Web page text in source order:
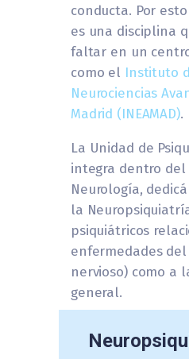
conducta. Por
es una disciplina
faltar en un
como el Instituto
Neurociencias
Madrid (INEAMAD).
La Unidad de
integra dentro del
Neurología,
la
psiquiátricos
enfermedades
nervioso) como a
general.